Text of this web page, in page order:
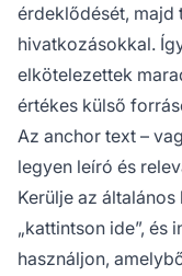
érdeklődését, majd
hivatkozásokkal.
elkötelezettek
értékes külső
Az anchor text –
legyen leíró és
Kerülje az
„kattintson ide”,
használjon,